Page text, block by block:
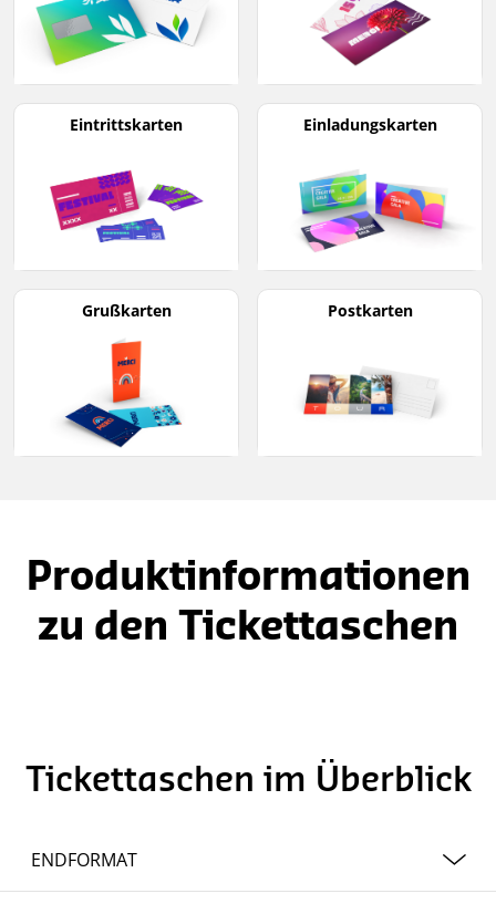
Eintrittskarten Einladungskarten
Grußkarten Postkarten
Produktinformationen
zu den Tickettaschen
Tickettaschen im Überblick
ENDFORMAT